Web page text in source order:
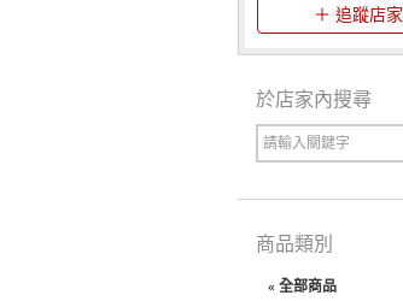
追蹤店家
於店家內搜尋
商品類別
« 全部商品